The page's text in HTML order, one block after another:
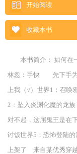
开始阅读
收藏本书
本书简介： 如何
林忽：手快 先下手为
上我（√）世界1：召
2：坠入炎渊化魔的龙
对不起，这届鬼王是在
讨饭世界5：恐怖登陆
上架了 来自某优秀穿